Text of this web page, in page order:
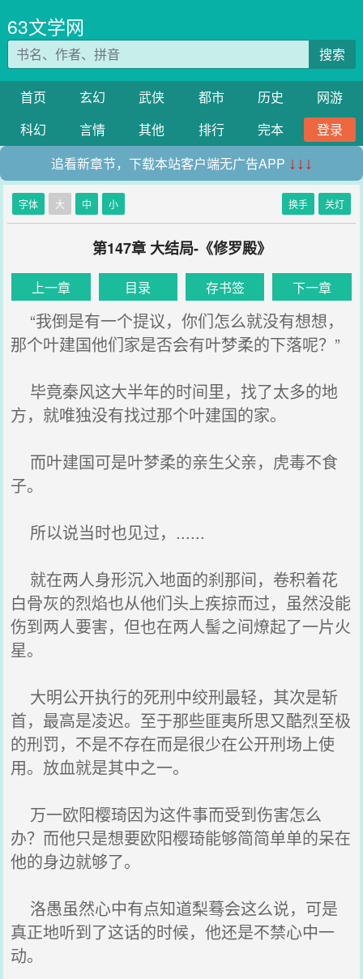
63文学网
搜索
首页 玄幻 武侠 都市 历史
网游
科幻
言情 其他 排行 完本
登录
追看新章节，下载本站客户端无广告APP ↓↓↓
字体 大 中 小 换手 关灯
第147章 大结局-《修罗殿》
上一章 目录 存书签 下一章
“我倒是有一个提议，你们怎么就没有想想，
那个叶建国他们家是否会有叶梦柔的下落呢？”
毕竟秦风这大半年的时间里，找了太多的地
方，就唯独没有找过那个叶建国的家。
而叶建国可是叶梦柔的亲生父亲，虎毒不食
子。
所以说当时也见过，......
就在两人身形沉入地面的刹那间，卷积着花
白骨灰的烈焰也从他们头上疾掠而过，虽然没能
伤到两人要害，但也在两人髻之间燎起了一片火
星。
大明公开执行的死刑中绞刑最轻，其次是斩
首，最高是凌迟。至于那些匪夷所思又酷烈至极
的刑罚，不是不存在而是很少在公开刑场上使
用。放血就是其中之一。
万一欧阳樱琦因为这件事而受到伤害怎么
办？而他只是想要欧阳樱琦能够简简单单的呆在
他的身边就够了。
洛愚虽然心中有点知道梨蓦会这么说，可是
真正地听到了这话的时候，他还是不禁心中一
动。